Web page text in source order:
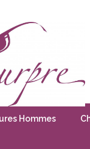
Hommes